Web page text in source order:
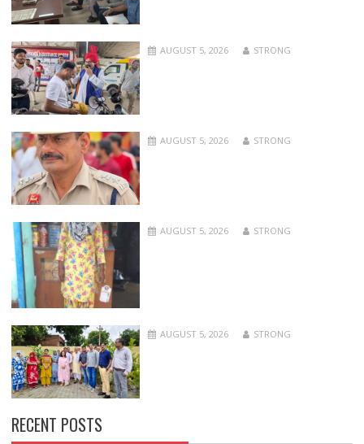
AUGUST 5, 2026 STRONG
AUGUST 5, 2026 STRONG
AUGUST 5, 2026 STRONG
AUGUST 5, 2026 STRONG
RECENT POSTS